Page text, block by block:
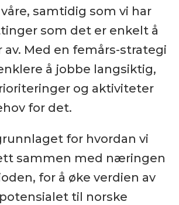
samtidig som vi har
som det er enkelt å
Med en femårs-strategi
å jobbe langsiktig,
og aktiviteter
for det.
for hvordan vi
sammen med næringen
for å øke verdien av
til norske